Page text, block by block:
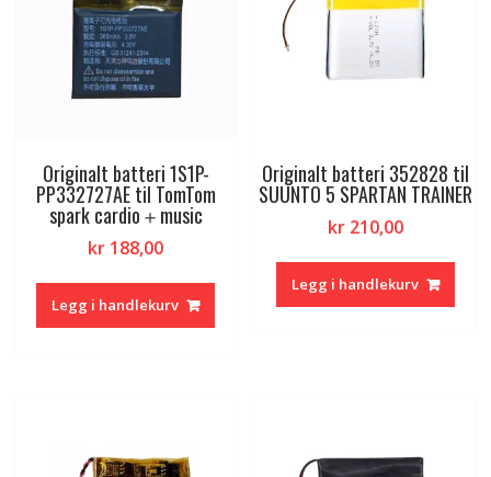
Originalt batteri 1S1P-
PP332727AE til TomTom
spark cardio＋music
kr 188,00
Legg i handlekurv
Originalt batteri 352828 til
SUUNTO 5 SPARTAN TRAINER
kr210,00
Legg i handlekurv